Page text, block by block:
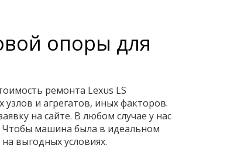
опоры для
ремонта Lexus LS
и агрегатов, иных факторов.
на сайте. В любом случае у нас
Чтобы машина была в идеальном
выгодных условиях.